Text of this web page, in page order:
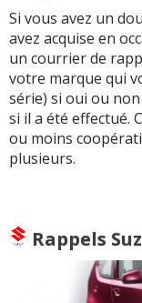
Si vous avez un
avez acquise en
un courrier de
votre marque qui
série) si oui ou
si il a été effectué.
ou moins
plusieurs.
Rappels